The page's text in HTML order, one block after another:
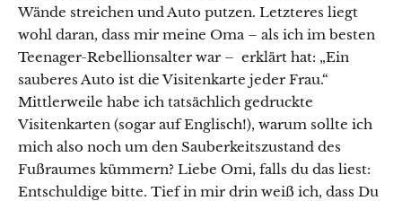
Wände streichen und Auto putzen. Letzteres liegt
wohl daran, dass mir meine Oma – als ich im besten
Teenager-Rebellionsalter war – erklärt hat: „Ein
sauberes Auto ist die Visitenkarte jeder Frau.“
Mittlerweile habe ich tatsächlich gedruckte
Visitenkarten (sogar auf Englisch!), warum sollte ich
mich also noch um den Sauberkeitszustand des
Fußraumes kümmern? Liebe Omi, falls du das liest:
Entschuldige bitte. Tief in mir drin weiß ich, dass Du